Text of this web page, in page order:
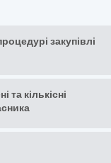
закупівлі
та кількісні